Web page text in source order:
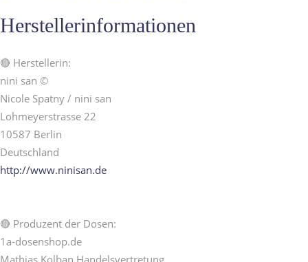
Herstellerinformationen
🔴 Herstellerin:
nini san ©
Nicole Spatny / nini san
Lohmeyerstrasse 22
10587 Berlin
Deutschland
http://www.ninisan.de
🔴 Produzent der Dosen:
1a-dosenshop.de
Mathias Kolban Handelsvertretung